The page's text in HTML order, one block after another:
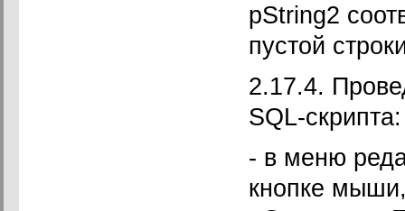
pString2
пустой
2.17.4.
SQL-скрипта:
- в меню
кнопке